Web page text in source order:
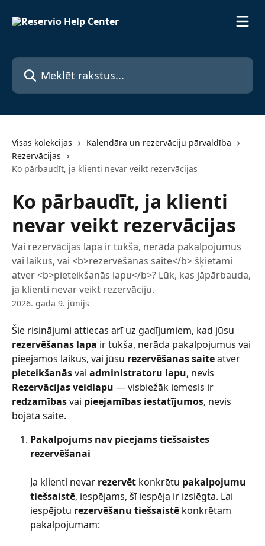
Meklēt rakstus...
Visas kolekcijas
Kalendāra un rezervāciju pārvaldība
Rezervācijas
Ko pārbaudīt, ja klienti nevar veikt rezervācijas
Ko pārbaudīt, ja klienti
nevar veikt rezervācijas
Vai rezervācijas lapa ir tukša, nerāda pakalpojumus
vai laikus, vai <b>rezervēšanas saite</b> šķietami
atver <b>pieteikšanās lapu</b>? Lūk, kas jāpārbauda,
ja klienti nevar veikt rezervāciju.
2026. gada 9. jūnijs
Šie risinājumi attiecas arī uz gadījumiem, kad jūsu
rezervēšanas lapa ir tukša, nerāda pakalpojumus vai
pieejamos laikus, vai jūsu rezervēšanas saite atver
pieteikšanās vai administratoru lapu, nevis
Rezervācijas veidlapu — visbiežāk iemesls ir
redzamības vai pieejamības iestatījumos, nevis
bojāta saite.
Pakalpojums nav pieejams tiešsaistes
rezervēšanai
Ja klienti nevar rezervēt konkrētu pakalpojumu
tiešsaistē, iespējams, šī iespēja ir izslēgta. Lai
iespējotu rezervēšanu tiešsaistē konkrētam
pakalpojumam: